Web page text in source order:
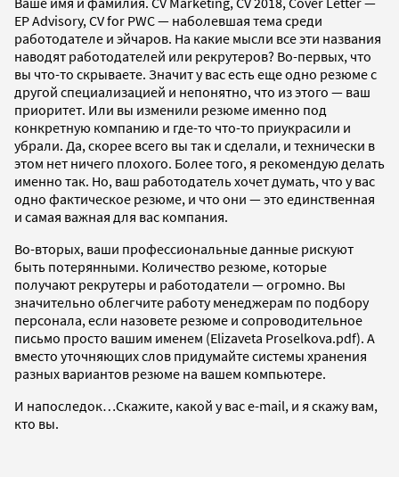
EP Advisory, CV for PWC — наболевшая тема среди
работодателе и эйчаров. На какие мысли все эти названия
наводят работодателей или рекрутеров? Во-первых, что
вы что-то скрываете. Значит у вас есть еще одно резюме с
другой специализацией и непонятно, что из этого — ваш
приоритет. Или вы изменили резюме именно под
конкретную компанию и где-то что-то приукрасили и
убрали. Да, скорее всего вы так и сделали, и технически в
этом нет ничего плохого. Более того, я рекомендую делать
именно так. Но, ваш работодатель хочет думать, что у вас
одно фактическое резюме, и что они — это единственная
и самая важная для вас компания.
Во-вторых, ваши профессиональные данные рискуют
быть потерянными. Количество резюме, которые
получают рекрутеры и работодатели — огромно. Вы
значительно облегчите работу менеджерам по подбору
персонала, если назовете резюме и сопроводительное
письмо просто вашим именем (Elizaveta Proselkova.pdf). А
вместо уточняющих слов придумайте системы хранения
разных вариантов резюме на вашем компьютере.
И напоследок…Скажите, какой у вас e-mail, и я скажу вам,
кто вы.